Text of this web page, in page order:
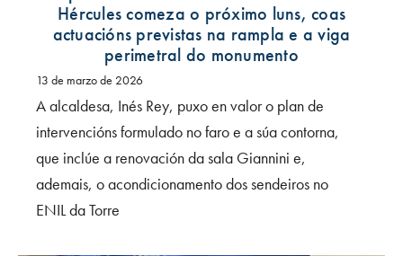
Hércules comeza o próximo luns, coas
actuacións previstas na rampla e a viga
perimetral do monumento
13 de marzo de 2026
A alcaldesa, Inés Rey, puxo en valor o plan de
intervencións formulado no faro e a súa contorna,
que inclúe a renovación da sala Giannini e,
ademais, o acondicionamento dos sendeiros no
ENIL da Torre